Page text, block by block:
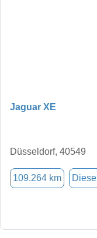
Jaguar XE
Düsseldorf, 40549
109.264 km Diesel